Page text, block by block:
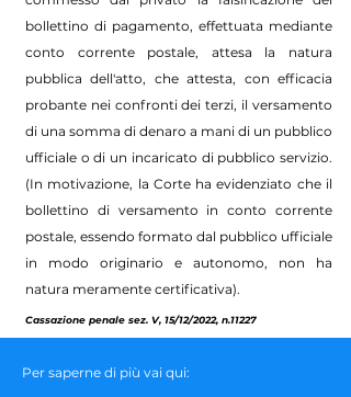
bollettino di pagamento, effettuata mediante
conto corrente postale, attesa la natura
pubblica dell'atto, che attesta, con efficacia
probante nei confronti dei terzi, il versamento
di una somma di denaro a mani di un pubblico
ufficiale o di un incaricato di pubblico servizio.
(In motivazione, la Corte ha evidenziato che il
bollettino di versamento in conto corrente
postale, essendo formato dal pubblico ufficiale
in modo originario e autonomo, non ha
natura meramente certificativa).
Cassazione penale sez. V, 15/12/2022, n.11227
Per saperne di più vai qui: